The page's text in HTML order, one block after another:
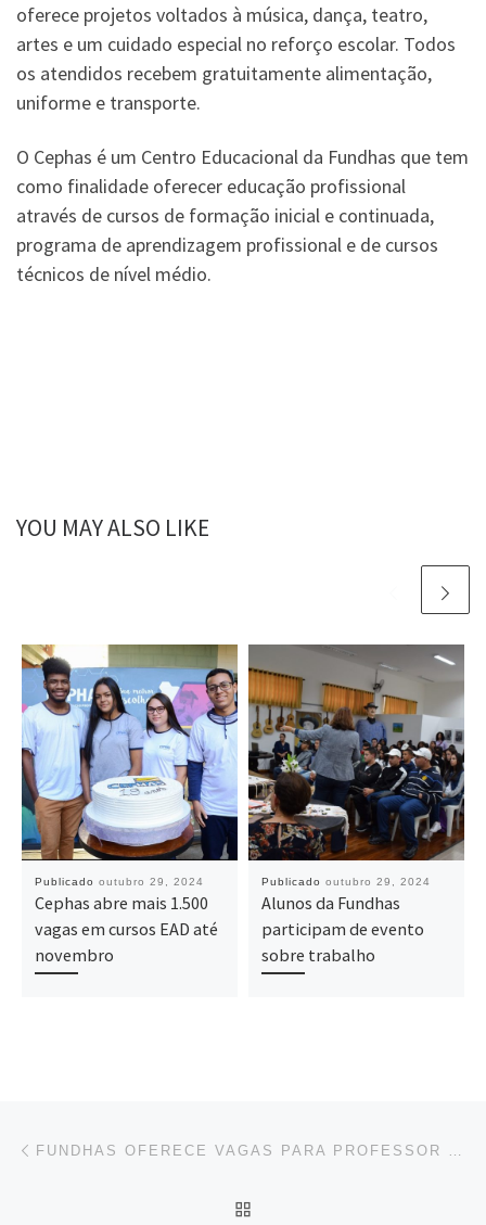
oferece projetos voltados à música, dança, teatro,
artes e um cuidado especial no reforço escolar. Todos
os atendidos recebem gratuitamente alimentação,
uniforme e transporte.
O Cephas é um Centro Educacional da Fundhas que tem
como finalidade oferecer educação profissional
através de cursos de formação inicial e continuada,
programa de aprendizagem profissional e de cursos
técnicos de nível médio.
YOU MAY ALSO LIKE
Publicado outubro 29, 2024
Cephas abre mais 1.500
vagas em cursos EAD até
novembro
Publicado outubro 29, 2024
Alunos da Fundhas
participam de evento
sobre trabalho
Navegação do post